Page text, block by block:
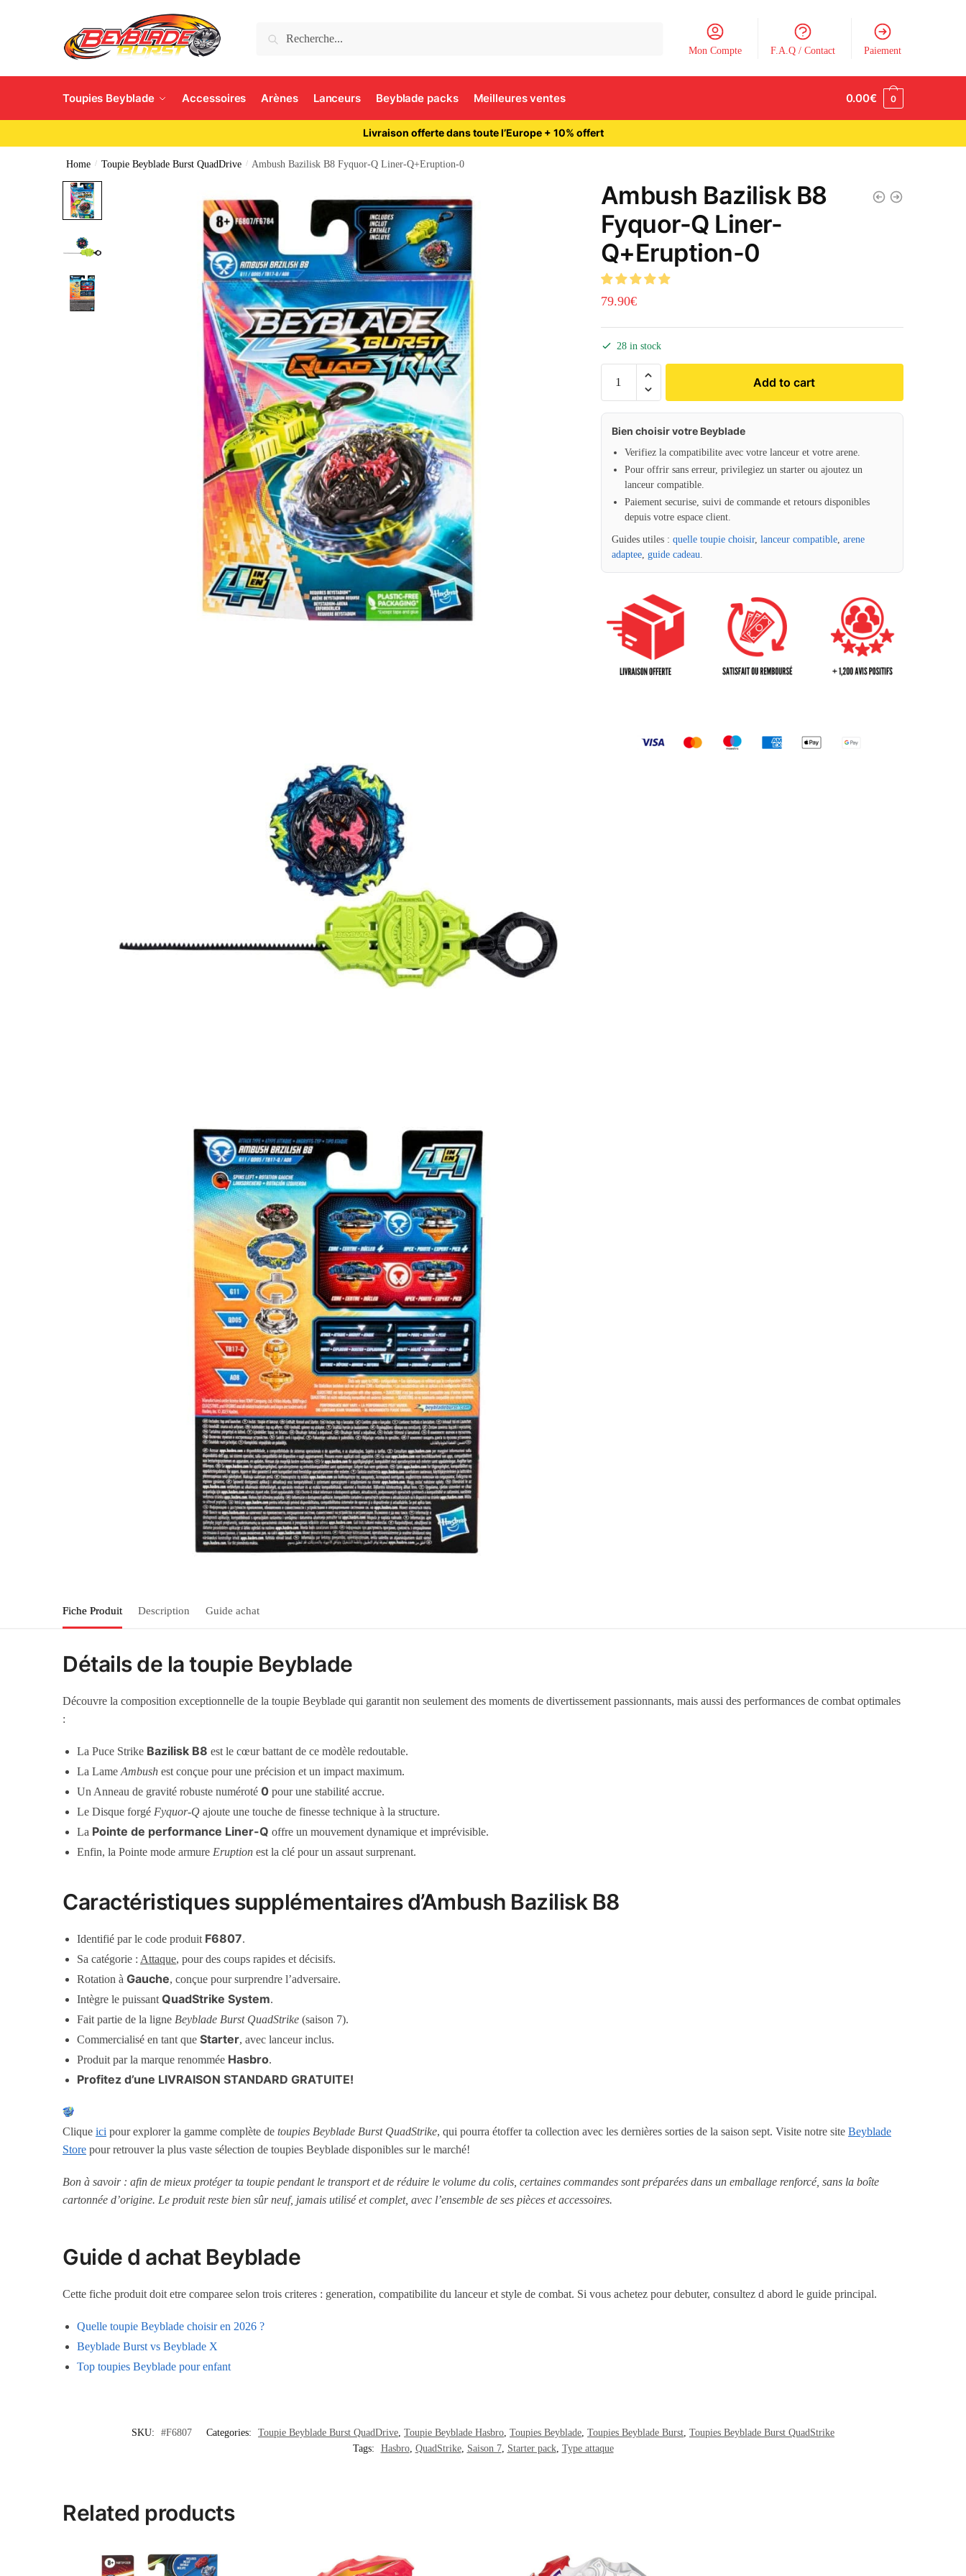
Search
Mon Compte F.A.Q / Contact Paiement
Toupies Beyblade Accessoires Arènes Lanceurs Beyblade packs Meilleures ventes 0.00€ 0
Livraison offerte dans toute l’Europe + 10% offert
Home / Toupie Beyblade Burst QuadDrive / Ambush Bazilisk B8 Fyquor-Q Liner-Q+Eruption-0
Ambush Bazilisk B8
Fyquor-Q Liner-
Q+Eruption-0
79.90€
28 in stock
Add to cart
Bien choisir votre Beyblade
Verifiez la compatibilite avec votre lanceur et votre arene.
Pour offrir sans erreur, privilegiez un starter ou ajoutez un
lanceur compatible.
Paiement securise, suivi de commande et retours disponibles
depuis votre espace client.
Guides utiles : quelle toupie choisir, lanceur compatible, arene
adaptee, guide cadeau
Fiche Produit Description Guide achat
Détails de la toupie Beyblade
Découvre la composition exceptionnelle de la toupie Beyblade qui garantit non seulement des moments de divertissement passionnants, mais aussi des performances de combat optimales
:
La Puce Strike Bazilisk B8 est le cœur battant de ce modèle redoutable.
La LameAmbush est conçue pour une précision et un impact maximum.
Un Anneau de gravité robuste numéroté0 pour une stabilité accrue.
Le Disque forgé Fyquor-Q ajoute une touche de finesse technique à la structure.
La Pointe de performance Liner-Q offre un mouvement dynamique et imprévisible.
Enfin, la Pointe mode armure Eruption est la clé pour un assaut surprenant.
Caractéristiques supplémentaires d’Ambush Bazilisk B8
Identifié par le code produit F6807.
Sa catégorie : Attaque, pour des coups rapides et décisifs.
Rotation àGauche, conçue pour surprendre l’adversaire.
Intègre le puissantQuadStrike System.
Fait partie de la ligne Beyblade Burst QuadStrike (saison 7).
Commercialisé en tant queStarter, avec lanceur inclus.
Produit par la marque renommée Hasbro.
Profitez d’une LIVRAISON STANDARD GRATUITE!
Cliqueici pour explorer la gamme complète detoupies Beyblade Burst QuadStrike, qui pourra étoffer ta collection avec les dernières sorties de la saison sept. Visite notre siteBeyblade
Store pour retrouver la plus vaste sélection de toupies Beyblade disponibles sur le marché!
Bon à savoir : afin de mieux protéger ta toupie pendant le transport et de réduire le volume du colis, certaines commandes sont préparées dans un emballage renforcé, sans la boîte
cartonnée d’origine. Le produit reste bien sûr neuf, jamais utilisé et complet, avec l’ensemble de ses pièces et accessoires.
Guide d achat Beyblade
Cette fiche produit doit etre comparee selon trois criteres : generation, compatibilite du lanceur et style de combat. Si vous achetez pour debuter, consultez d abord le guide principal.
Quelle toupie Beyblade choisir en 2026 ?
Beyblade Burst vs Beyblade X
Top toupies Beyblade pour enfant
SKU: #F6807 Categories: Toupie Beyblade Burst QuadDrive, Toupie Beyblade Hasbro, Toupies Beyblade, Toupies Beyblade Burst, Toupies Beyblade Burst QuadStrike
Tags:
Hasbro, QuadStrike, Saison 7, Starter pack, Type attaque
Related products